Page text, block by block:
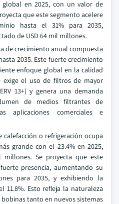
en 2025, con un valor de
que este segmento acelere
hasta el 31% para 2035,
de USD 64 mil millones.
de crecimiento anual compuesta
2035. Este fuerte crecimiento
enfoque global en la calidad
exige el uso de filtros de mayor
13+) y genera una demanda
de medios filtrantes de
aplicaciones comerciales e
calefacción o refrigeración ocupa
grande con el 23.4% en 2025,
millones. Se proyecta que este
presencia, aumentando su
para 2035, y exhibiendo la
11.8%. Esto refleja la naturaleza
tanto en nuevos sistemas